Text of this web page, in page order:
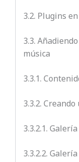
3.2. Plugins
3.3.
música
3.3.1.
3.3.2.
3.3.2.1.
3.3.2.2.